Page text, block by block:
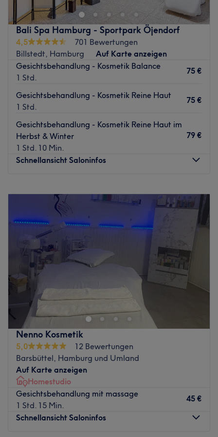
Haarentfernung,
Abgerundet wird das Beautyerlebnis durch die
angenehme und entspannende Atmospäre des Salons.
Die kompetenten Mitarbeiter verwöhnen Sie rundum und
jede Behandlung wird zu einem unvergesslichen Erlebnis.
Werfen Sie einen Blick in das Kosmetikstudio BEAUTY
VISION und buchen gleich Ihren Termin online! Bitte
Bargeld mit haben : )
Bali Spa Hamburg - Sportpark Öjendorf
4,5
701 Bewertungen
Billstedt, Hamburg
Auf Karte anzeigen
Gesichtsbehandlung - Kosmetik Balance
1 Std.
75 €
Gesichtsbehandlung - Kosmetik Reine Haut
1 Std.
75 €
Gesichtsbehandlung - Kosmetik Reine Haut im
Herbst & Winter
1 Std. 10 Min.
79 €
Schnellansicht Saloninfos
Geschlossen
Mittwoch
14:00–19:00
Donnerstag
Freitag
16:00 – 20:00
Samstag
16:30– 20:00
Sonntag
12:00–18:00
Sehen Sie sich nach etwas Entspannung nach dem
Alltagsstress? Bali Spa Koolbargenredder in Hamburg
hat bestimmt das richtige Angebot für Sie: sei es
Massagen, Kosmetik, Anti-Aging oder Fußpflege. Dazu
haben Sie auch die Möglichkeit erholsame Saunaabende
im Sportpark zu verbringen. Genießen Sie die
traditionelle balinesische Welt und die erholsame
Momente im tollen Ambiente, indem Sie jetzt Ihren
Verwöhnungstermin buchen.
Zurück zur Salonansicht
Nenno Kosmetik
5,0
12 Bewertungen
Barsbüttel, Hamburg und Umland
Auf Karte anzeigen
Homestudio
Gesichtsbehandlung mit massage
1 Std. 15 Min.
45 €
Schnellansicht Saloninfos